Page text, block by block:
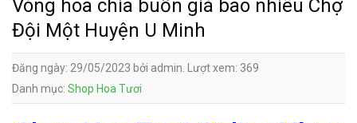
Vòng hoa chia buồn giá bao nhiêu Chợ
Đội Một Huyện U Minh
Đăng ngày: 29/05/2023 bởi admin. Lượt xem: 369
Danh mục: Shop Hoa Tươi